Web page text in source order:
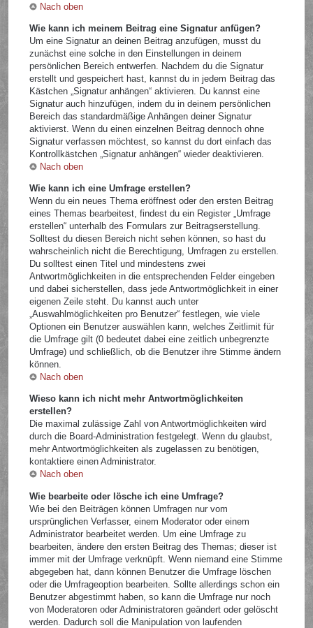
Nach oben
Wie kann ich meinem Beitrag eine Signatur anfügen?
Um eine Signatur an deinen Beitrag anzufügen, musst du
zunächst eine solche in den Einstellungen in deinem
persönlichen Bereich entwerfen. Nachdem du die Signatur
erstellt und gespeichert hast, kannst du in jedem Beitrag das
Kästchen „Signatur anhängen“ aktivieren. Du kannst eine
Signatur auch hinzufügen, indem du in deinem persönlichen
Bereich das standardmäßige Anhängen deiner Signatur
aktivierst. Wenn du einen einzelnen Beitrag dennoch ohne
Signatur verfassen möchtest, so kannst du dort einfach das
Kontrollkästchen „Signatur anhängen“ wieder deaktivieren.
Nach oben
Wie kann ich eine Umfrage erstellen?
Wenn du ein neues Thema eröffnest oder den ersten Beitrag
eines Themas bearbeitest, findest du ein Register „Umfrage
erstellen“ unterhalb des Formulars zur Beitragserstellung.
Solltest du diesen Bereich nicht sehen können, so hast du
wahrscheinlich nicht die Berechtigung, Umfragen zu erstellen.
Du solltest einen Titel und mindestens zwei
Antwortmöglichkeiten in die entsprechenden Felder eingeben
und dabei sicherstellen, dass jede Antwortmöglichkeit in einer
eigenen Zeile steht. Du kannst auch unter
„Auswahlmöglichkeiten pro Benutzer“ festlegen, wie viele
Optionen ein Benutzer auswählen kann, welches Zeitlimit für
die Umfrage gilt (0 bedeutet dabei eine zeitlich unbegrenzte
Umfrage) und schließlich, ob die Benutzer ihre Stimme ändern
können.
Nach oben
Wieso kann ich nicht mehr Antwortmöglichkeiten
erstellen?
Die maximal zulässige Zahl von Antwortmöglichkeiten wird
durch die Board-Administration festgelegt. Wenn du glaubst,
mehr Antwortmöglichkeiten als zugelassen zu benötigen,
kontaktiere einen Administrator.
Nach oben
Wie bearbeite oder lösche ich eine Umfrage?
Wie bei den Beiträgen können Umfragen nur vom
ursprünglichen Verfasser, einem Moderator oder einem
Administrator bearbeitet werden. Um eine Umfrage zu
bearbeiten, ändere den ersten Beitrag des Themas; dieser ist
immer mit der Umfrage verknüpft. Wenn niemand eine Stimme
abgegeben hat, dann können Benutzer die Umfrage löschen
oder die Umfrageoption bearbeiten. Sollte allerdings schon ein
Benutzer abgestimmt haben, so kann die Umfrage nur noch
von Moderatoren oder Administratoren geändert oder gelöscht
werden. Dadurch soll die Manipulation von laufenden